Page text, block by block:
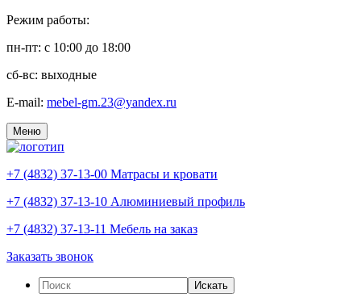
Режим работы:
пн-пт: c 10:00 до 18:00
сб-вс: выходные
E-mail: mebel-gm.23@yandex.ru
Меню
+7 (4832) 37-13-00 Матрасы и кровати
+7 (4832) 37-13-10 Алюминиевый профиль
+7 (4832) 37-13-11 Мебель на заказ
Заказать звонок
Искать